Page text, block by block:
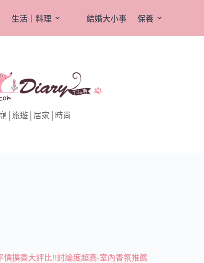
生活｜料理 結婚大小事 保養
│旅遊│居家│時尚
價擴香大評比!!討論度超高-室內香氛推薦